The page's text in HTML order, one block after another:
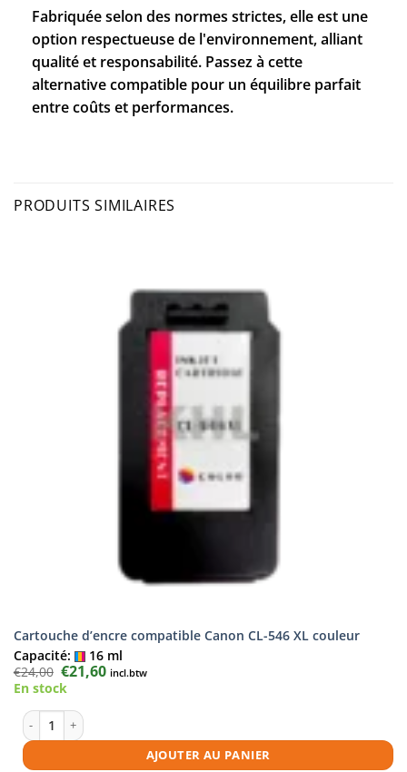
Fabriquée selon des normes strictes, elle est une
option respectueuse de l'environnement, alliant
qualité et responsabilité. Passez à cette
alternative compatible pour un équilibre parfait
entre coûts et performances.
PRODUITS SIMILAIRES
Cartouche d’encre compatible Canon CL-546 XL couleur
Capacité:
16 ml
€24,00 Le
prix
initial
€24,00.
€21,60Le
prix
incl.btw
En stock
quantité de Cartouche d'encre compatible Canon CL-546 XL couleur
AJOUTER AU PANIER